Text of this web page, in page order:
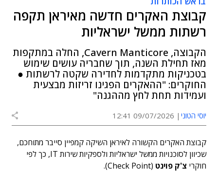
קבוצת האקרים חדשה מאיראן תקפה
רשתות ממשל ישראליות
הקבוצה, Cavern Manticore, החלה במתקפות
מאז תחילת השנה, תוך שחבריה עושים שימוש
בטכניקות מתקדמות לחדירה שקטה לרשתות ●
החוקרים: "ההאקרים הפגינו זריזות מבצעית
ועמידות תחת לחץ מההגנה"
יוסי הטוני 09/07/2026 12:41
קבוצת האקרים הקשורה לאיראן השיקה קמפיין סייבר מתוחכם,
שכיוון לסוכנויות ממשל ישראליות ולספקיות שירות IT, כך לפי
חוקרי צ'ק פוינט (Check Point).